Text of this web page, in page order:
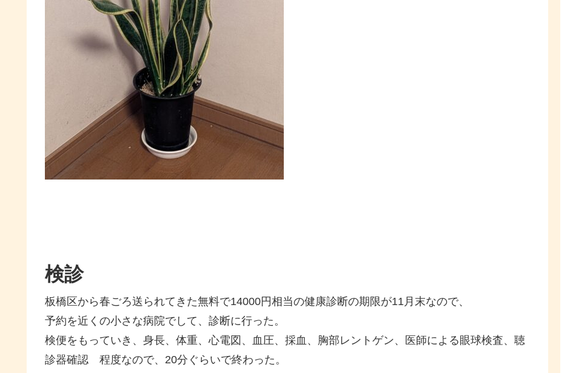
検診
板橋区から春ごろ送られてきた無料で14000円相当の健康診断の期限が11月末なので、
予約を近くの小さな病院でして、診断に行った。
検便をもっていき、身長、体重、心電図、血圧、採血、胸部レントゲン、医師による眼球検査、聴
診器確認 程度なので、20分ぐらいで終わった。